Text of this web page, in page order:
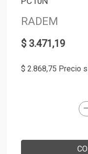
RADEM
$ 3.471,19
$ 2.868,75 Precio